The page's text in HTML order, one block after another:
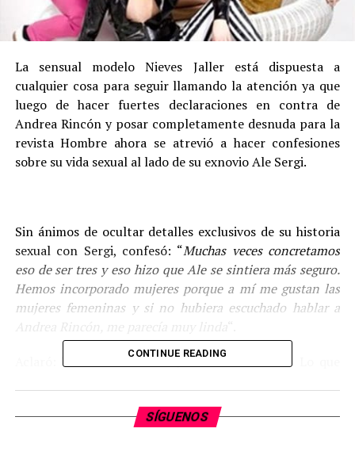
La sensual modelo Nieves Jaller está dispuesta a
cualquier cosa para seguir llamando la atención ya que
luego de hacer fuertes declaraciones en contra de
Andrea Rincón y posar completamente desnuda para la
revista Hombre ahora se atrevió a hacer confesiones
sobre su vida sexual al lado de su exnovio Ale Sergi.
Sin ánimos de ocultar detalles exclusivos de su historia
sexual con Sergi, confesó: “Muchas veces concretamos
eso de ser tres y eso hizo que Ale se sintiera más seguro.
Hemos incorporado mujeres porque a mí me gustan las
mujeres femeninas y si no hubiera escuchado hablar a
Aclaró: “Ale no es bisexual, todo lo contrario. Lo que
CONTINUE READING
SÍGUENOS